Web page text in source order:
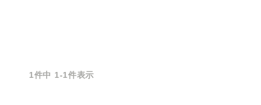
1件中 1-1件表示